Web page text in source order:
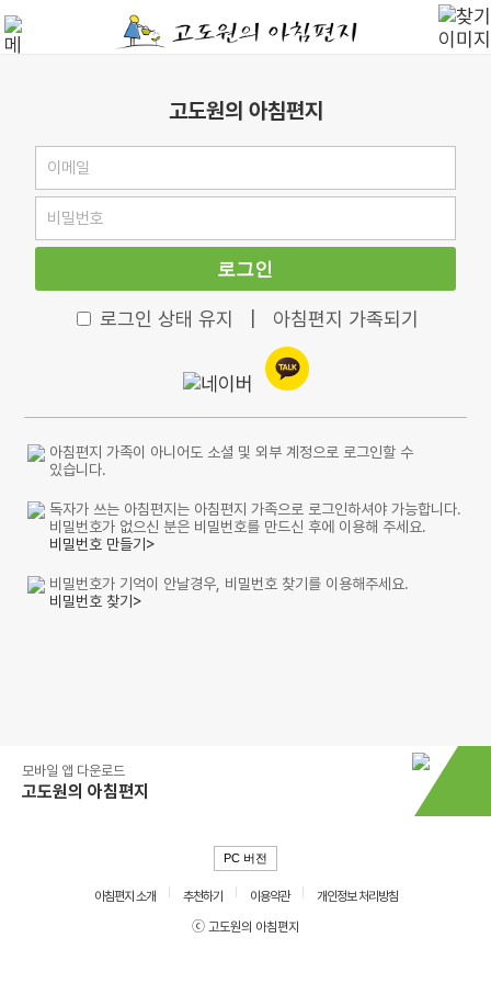
고도원의 아침편지
로그인
로그인 상태 유지 아침편지 가족되기
아침편지 가족이 아니어도 소셜 및 외부 계정으로 로그인할 수
있습니다.
독자가 쓰는 아침편지는 아침편지 가족으로 로그인하셔야 가능합니다.
비밀번호가 없으신 분은 비밀번호를 만드신 후에 이용해 주세요.
비밀번호 만들기>
비밀번호가 기억이 안날경우, 비밀번호 찾기를 이용해주세요.
비밀번호 찾기>
모바일 앱 다운로드
고도원의 아침편지
PC 버전
아침편지 소개 추천하기 이용약관
개인정보 처리방침
ⓒ 고도원의 아침편지